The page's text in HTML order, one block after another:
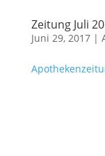
Zeitung Juli
Juni 29, 2017|